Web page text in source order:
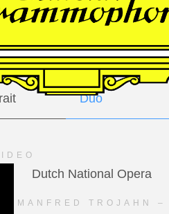
Duo
Dutch National Opera
MANFRED TROJAHN –